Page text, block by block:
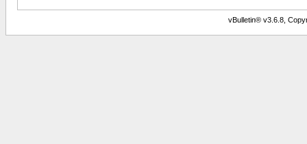
vBulletin® v3.6.8,